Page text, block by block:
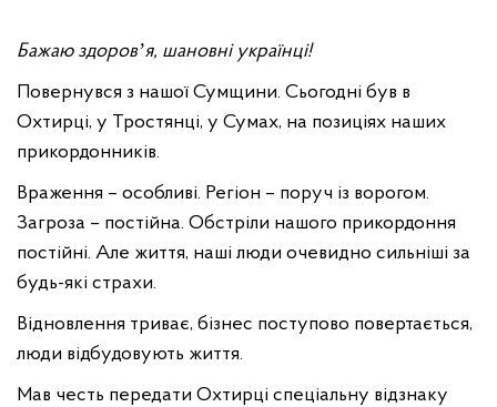
Бажаю здоровʼя, шановні українці!
Повернувся з нашої Сумщини. Сьогодні був в
Охтирці, у Тростянці, у Сумах, на позиціях наших
прикордонників.
Враження – особливі. Регіон – поруч із ворогом.
Загроза – постійна. Обстріли нашого прикордоння
постійні. Але життя, наші люди очевидно сильніші за
будь-які страхи.
Відновлення триває, бізнес поступово повертається,
люди відбудовують життя.
Мав честь передати Охтирці спеціальну відзнаку